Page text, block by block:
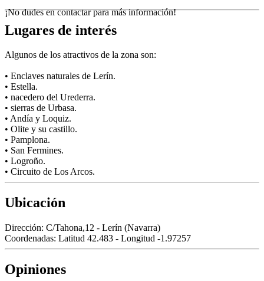
¡No dudes en contactar para más información!
Lugares de interés
Algunos de los atractivos de la zona son:
• Enclaves naturales de Lerín.
• Estella.
• nacedero del Urederra.
• sierras de Urbasa.
• Andía y Loquiz.
• Olite y su castillo.
• Pamplona.
• San Fermines.
• Logroño.
• Circuito de Los Arcos.
Ubicación
Dirección: C/Tahona,12 - Lerín (Navarra)
Coordenadas: Latitud 42.483 - Longitud -1.97257
Opiniones